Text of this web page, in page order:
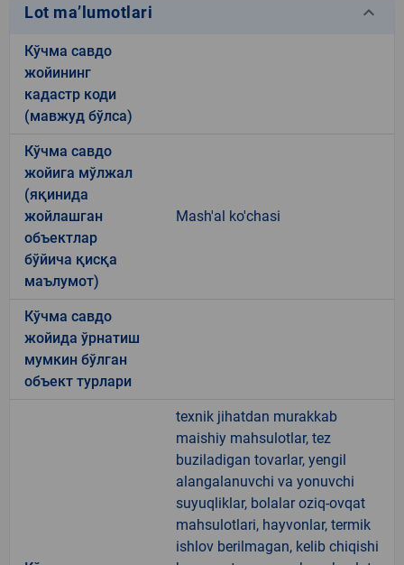
Lot ma’lumotlari keyboard_arrow_down
Кўчма савдо
жойининг
кадастр коди
(мавжуд бўлса)
Кўчма савдо
жойига мўлжал
(яқинида
жойлашган
объектлар
бўйича қисқа
маълумот)
Mash'al ko'chasi
Кўчма савдо
жойида ўрнатиш
мумкин бўлган
объект турлари
texnik jihatdan murakkab
maishiy mahsulotlar, tez
buziladigan tovarlar, yengil
alangalanuvchi va yonuvchi
suyuqliklar, bolalar oziq-ovqat
mahsulotlari, hayvonlar, termik
ishlov berilmagan, kelib chiqishi